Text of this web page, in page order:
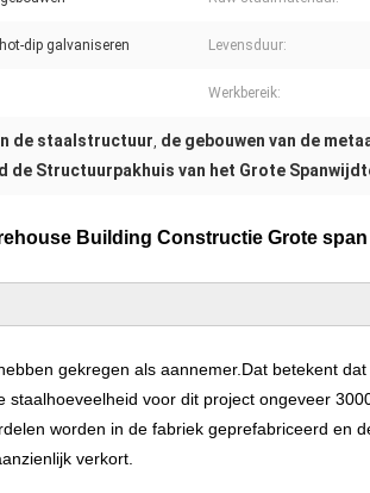
dip galvaniseren Levensduur:
Werkbereik:
de staalstructuur, de gebouwen van de
de Structuurpakhuis van het Grote
Building Constructie Grote
gekregen als aannemer.Dat betekent
staalhoeveelheid voor dit project ongeveer
worden in de fabriek geprefabriceerd en
verkort.